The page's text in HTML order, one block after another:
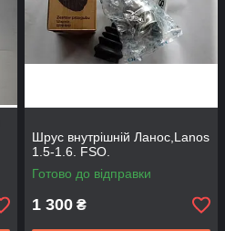
Шрус внутрішній Ланос,Lanos
1.5-1.6. FSO.
Готово до відправки
1 300 ₴